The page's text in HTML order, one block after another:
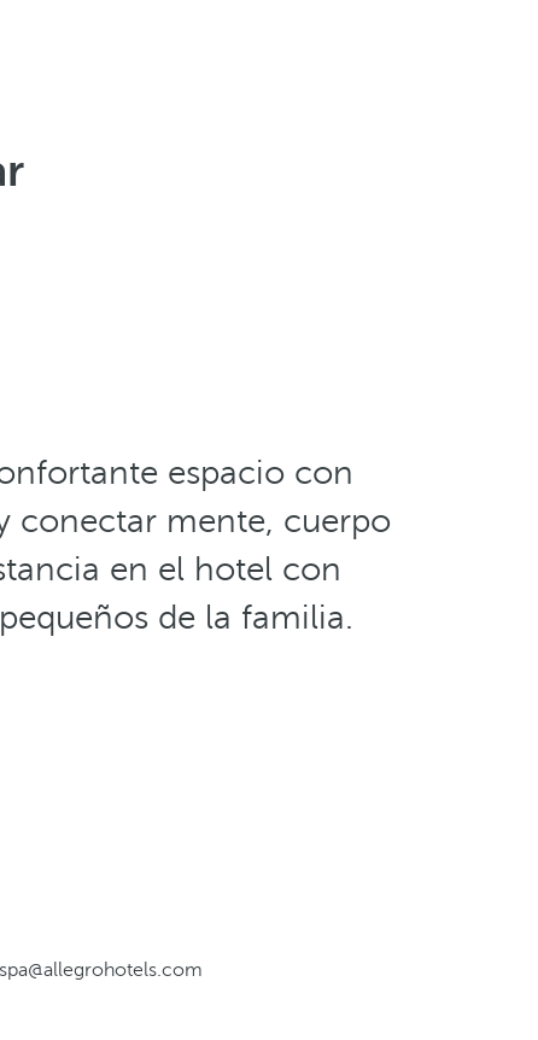
espacio con
conectar mente, cuerpo
en el hotel con
de la familia.